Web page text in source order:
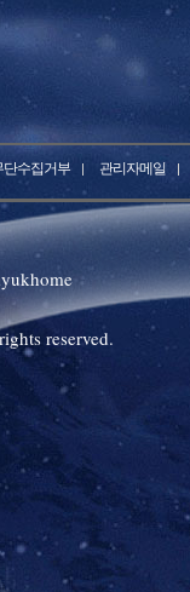
단수집거부 관리자메일
reserved.